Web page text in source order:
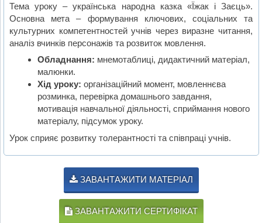
Тема уроку – українська народна казка «Їжак і Заєць».
Основна мета – формування ключових, соціальних та
культурних компетентностей учнів через виразне читання,
аналіз вчинків персонажів та розвиток мовлення.
Обладнання: мнемотаблиці, дидактичний матеріал,
малюнки.
Хід уроку: організаційний момент, мовленнєва
розминка, перевірка домашнього завдання,
мотивація навчальної діяльності, сприймання нового
матеріалу, підсумок уроку.
Урок сприяє розвитку толерантності та співпраці учнів.
ЗАВАНТАЖИТИ МАТЕРІАЛ
ЗАВАНТАЖИТИ СЕРТИФІКАТ